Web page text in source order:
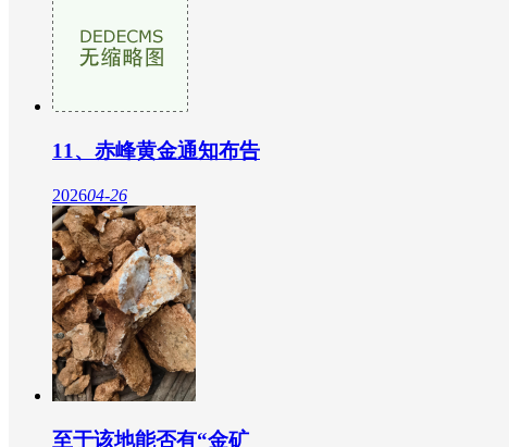
11、赤峰黄金通知布告
202604-26
至于该地能否有“金矿